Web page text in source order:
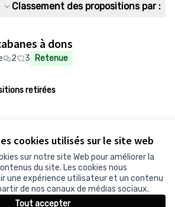
cookies utilisés sur le site web
sur notre site Web pour améliorer la
du site. Les cookies nous
une expérience utilisateur et un contenu
de nos canaux de médias sociaux.
Tout accepter
Classement des propositions par :
à dons
2 3 Retenue
retirées